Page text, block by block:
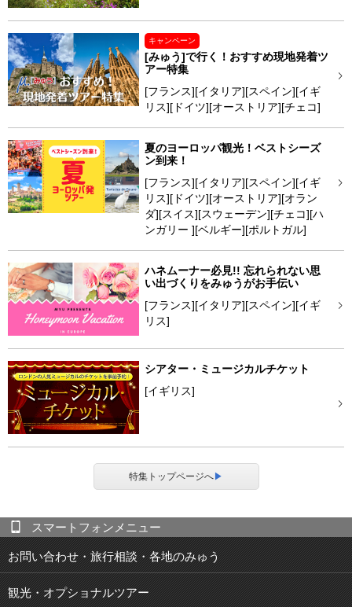
キャンペーン
[みゅう]で行く！おすすめ現地発着ツ
アー特集
[フランス][イタリア][スペイン][イギ
リス][ドイツ][オーストリア][チェコ]
夏のヨーロッパ観光！ベストシーズ
ン到来！
[フランス][イタリア][スペイン][イギ
リス][ドイツ][オーストリア][オラン
ダ][スイス][スウェーデン][チェコ][ハ
ンガリー ][ベルギー][ポルトガル]
ハネムーナー必見!! 忘れられない思
い出づくりをみゅうがお手伝い
[フランス][イタリア][スペイン][イギ
リス]
シアター・ミュージカルチケット
[イギリス]
特集トップページへ▶
スマートフォンメニュー
お問い合わせ・旅行相談・各地のみゅう
観光・オプショナルツアー